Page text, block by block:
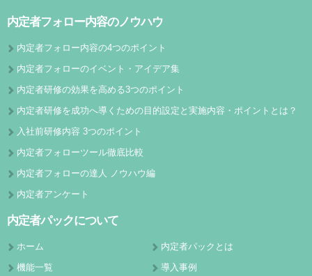
内定者フォロー内容のノウハウ
内定者フォロー内容の4つのポイント
内定者フォローのイベント・アイデア集
内定者研修の効果を高める3つのポイント
内定者研修を成功へ導くための目的設定と実施内容・ポイントとは？
入社前研修内容 3つのポイント
内定者フォローツール徹底比較
内定者フォローの達人 ノウハウ編
内定者アンケート
内定者パックについて
ホーム
内定者パックとは
機能一覧
導入事例